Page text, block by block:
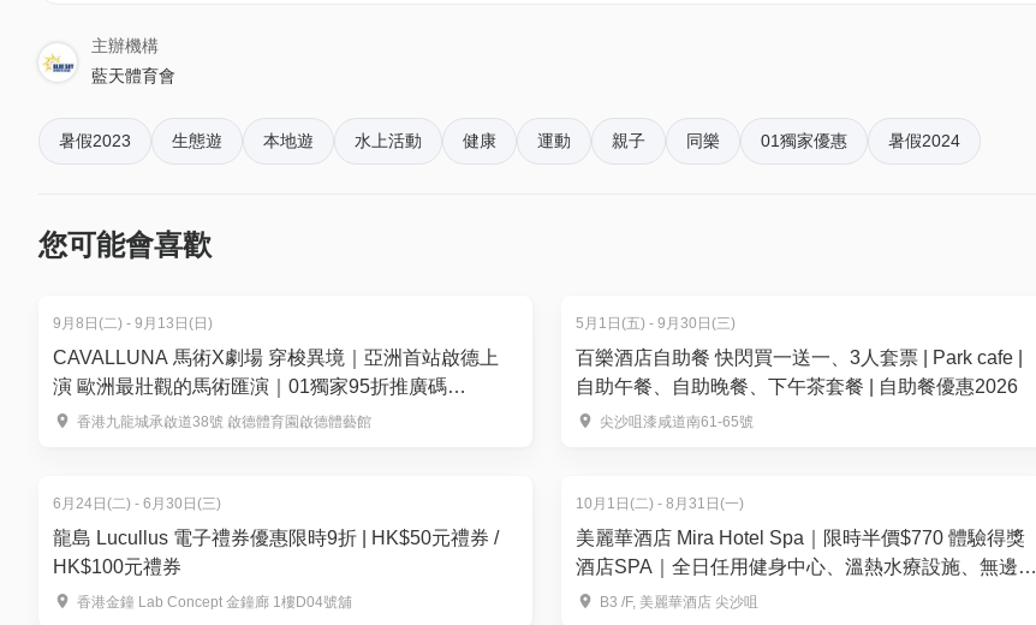
價格包括：透明底獨木舟器材、安全用具及導師
日期：星期六、日及公眾假期
行程 (上午)：
10:15 到達橋咀島並到周邊景點探索，使用透明底獨木舟欣賞珊瑚礁
12:45 回程
13:00 到達西貢沙下並且解散
14:15 到達橋咀島並到周邊景點探索，使用透明底獨木舟欣賞珊瑚礁
17:00 到達西貢沙下並且解散
主辦機構
藍天體育會
暑假2023 生態遊 本地遊 水上活動 健康 運動 親子 同樂 01獨家優惠 暑假2024
您可能會喜歡
9月8日(二) - 9月13日(日)
CAVALLUNA 馬術X劇場 穿梭異境｜亞洲首站啟德上
演 歐洲最壯觀的馬術匯演｜01獨家95折推廣碼
【HK0105】門票$376起｜9月8 至 13日 啟德體藝館
香港九龍城承啟道38號 啟德體育園啟德體藝館
5月1日(五) - 9月30日(三)
百樂酒店自助餐 快閃買一送一、3人套票 | Park cafe |
自助午餐、自助晚餐、下午茶套餐 | 自助餐優惠2026
尖沙咀漆咸道南61-65號
6月24日(二) - 6月30日(三)
龍島 Lucullus 電子禮券優惠限時9折 | HK$50元禮券 /
HK$100元禮券
香港金鐘 Lab Concept 金鐘廊 1樓D04號舖
10月1日(二) - 8月31日(一)
美麗華酒店 Mira Hotel Spa｜限時半價$770 體驗得獎
酒店SPA｜全日任用健身中心、溫熱水療設施、無邊際
泳池B3 /F, 美麗華酒店 尖沙咀